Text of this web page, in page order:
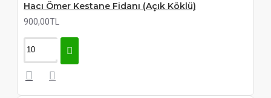
Hacı Ömer Kestane Fidanı (Açık Köklü)
900,00TL